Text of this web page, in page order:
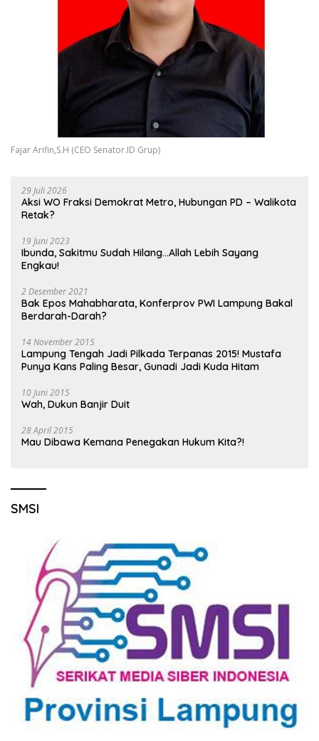
Fajar Arifin,S.H (CEO Senator.ID Grup)
29 Juli 2026
Aksi WO Fraksi Demokrat Metro, Hubungan PD – Walikota
Retak?
19 Juni 2023
Ibunda, Sakitmu Sudah Hilang…Allah Lebih Sayang
Engkau!
2 Desember 2021
Bak Epos Mahabharata, Konferprov PWI Lampung Bakal
Berdarah-Darah?
14 November 2015
Lampung Tengah Jadi Pilkada Terpanas 2015! Mustafa
Punya Kans Paling Besar, Gunadi Jadi Kuda Hitam
10 Juni 2015
Wah, Dukun Banjir Duit
28 April 2015
Mau Dibawa Kemana Penegakan Hukum Kita?!
SMSI